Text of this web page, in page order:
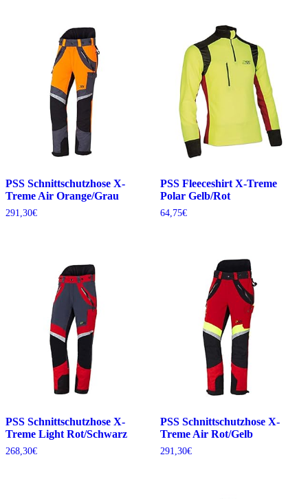
PSS Schnittschutzhose X-
Treme Air Orange/Grau
291,30€
PSS Fleeceshirt X-Treme
Polar Gelb/Rot
64,75€
PSS Schnittschutzhose X-
Treme Light Rot/Schwarz
268,30€
PSS Schnittschutzhose X-
Treme Air Rot/Gelb
291,30€